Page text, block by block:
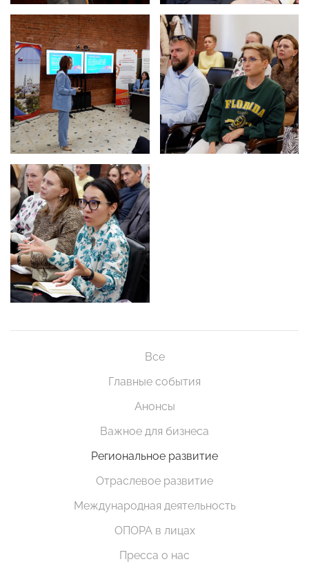
Все
Главные события
Анонсы
Важное для бизнеса
Региональное развитие
Отраслевое развитие
Международная деятельность
ОПОРА в лицах
Пресса о нас